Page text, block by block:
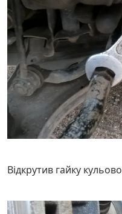
Відкрутив гайку